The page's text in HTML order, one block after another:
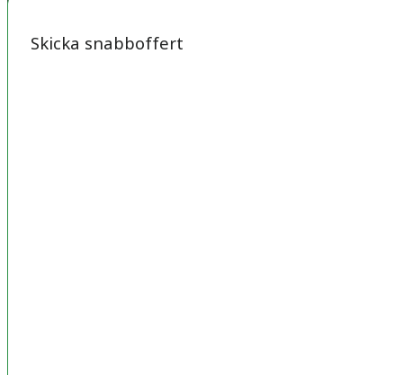
Skicka snabboffert